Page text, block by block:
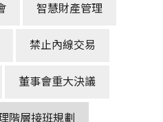
智慧財產管理
禁止內線交易
董事會重大決議
階層接班規劃